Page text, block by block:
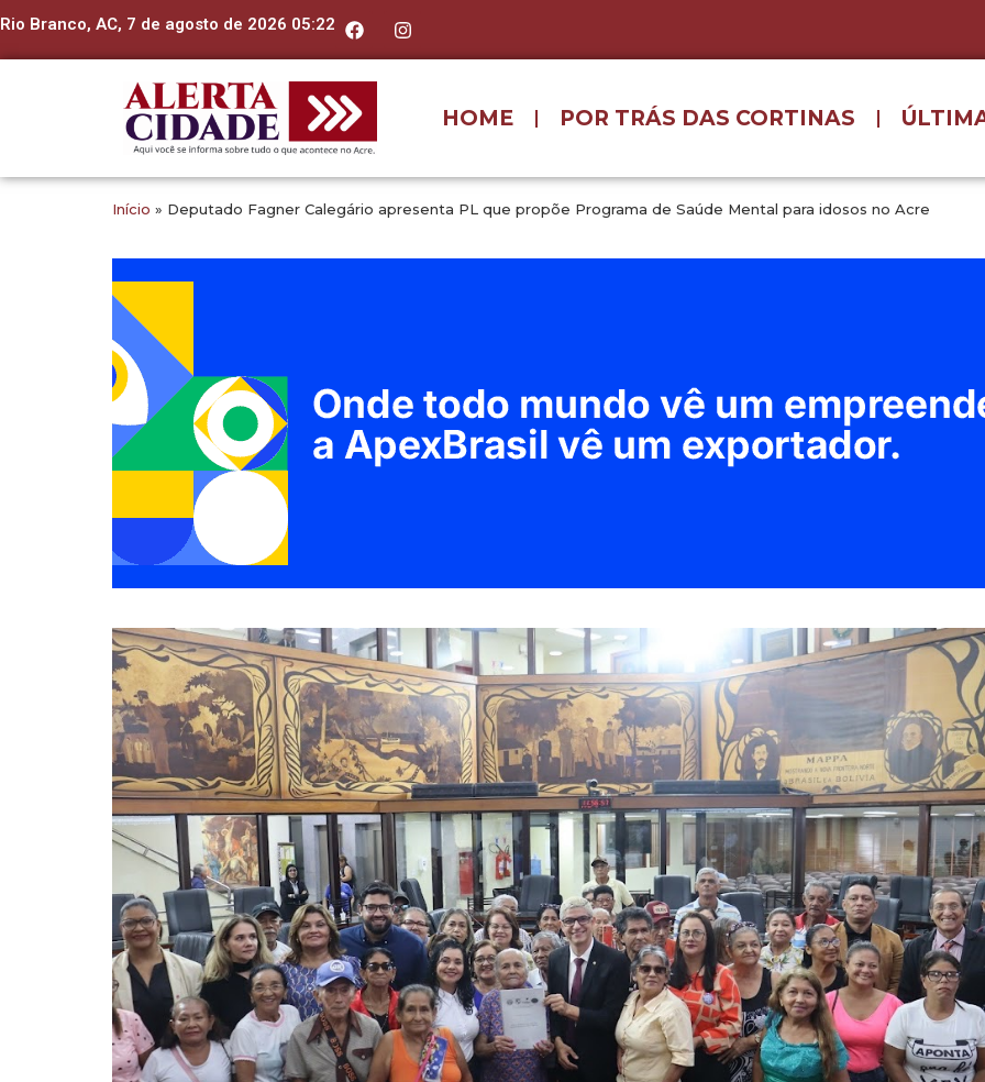
Rio Branco, AC, 7 de agosto de 2026 05:22
HOME POR TRÁS DAS CORTINAS
Início » Deputado Fagner Calegário apresenta PL que propõe Programa de Saúde Mental para idosos no Acre